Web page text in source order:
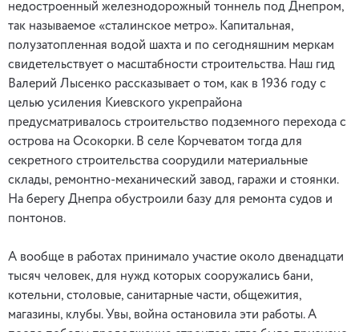
недостроенный железнодорожный тоннель под Днепром,
так называемое «сталинское метро». Капитальная,
полузатопленная водой шахта и по сегодняшним меркам
свидетельствует о масштабности строительства. Наш гид
Валерий Лысенко рассказывает о том, как в 1936 году с
целью усиления Киевского укрепрайона
предусматривалось строительство подземного перехода с
острова на Осокорки. В селе Корчеватом тогда для
секретного строительства соорудили материальные
склады, ремонтно-механический завод, гаражи и стоянки.
На берегу Днепра обустроили базу для ремонта судов и
понтонов.
А вообще в работах принимало участие около двенадцати
тысяч человек, для нужд которых сооружались бани,
котельни, столовые, санитарные части, общежития,
магазины, клубы. Увы, война остановила эти работы. А